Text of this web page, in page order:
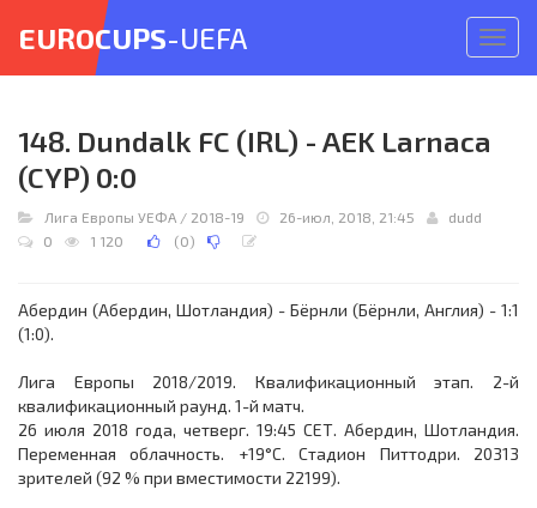
меню
EUROCUPS-UEFA
148. Dundalk FC (IRL) - AEK Larnaca
(CYP) 0:0
Лига Европы УЕФА / 2018-19 26-июл, 2018, 21:45
dudd
0
1 120 (0)
Абердин (Абердин, Шотландия) - Бёрнли (Бёрнли, Англия) - 1:1
(1:0).
Лига Европы 2018/2019. Квалификационный этап. 2-й
квалификационный раунд. 1-й матч.
26 июля 2018 года, четверг. 19:45 СЕТ. Абердин, Шотландия.
Переменная облачность. +19°C. Стадион Питтодри. 20313
зрителей (92 % при вместимости 22199).